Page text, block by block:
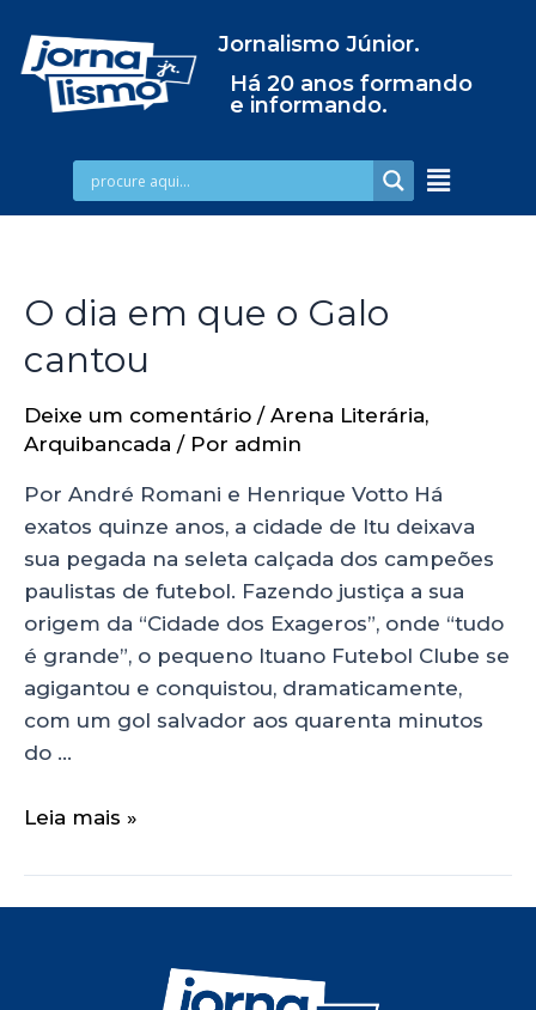
Jornalismo Júnior.
Há 20 anos formando
e informando.
O dia em que o Galo
cantou
Deixe um comentário / Arena Literária,
Arquibancada / Por admin
Por André Romani e Henrique Votto Há
exatos quinze anos, a cidade de Itu deixava
sua pegada na seleta calçada dos campeões
paulistas de futebol. Fazendo justiça a sua
origem da “Cidade dos Exageros”, onde “tudo
é grande”, o pequeno Ituano Futebol Clube se
agigantou e conquistou, dramaticamente,
com um gol salvador aos quarenta minutos
do …
Leia mais »